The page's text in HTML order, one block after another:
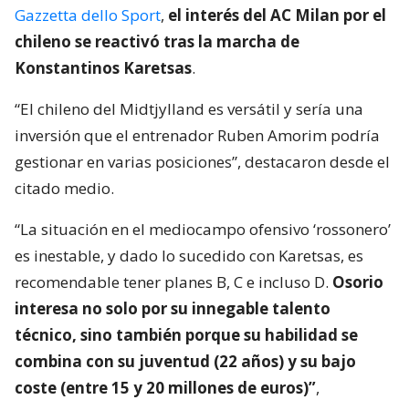
Gazzetta dello Sport, el interés del AC Milan por el
chileno se reactivó tras la marcha de
Konstantinos Karetsas.
“El chileno del Midtjylland es versátil y sería una
inversión que el entrenador Ruben Amorim podría
gestionar en varias posiciones”, destacaron desde el
citado medio.
“La situación en el mediocampo ofensivo ‘rossonero’
es inestable, y dado lo sucedido con Karetsas, es
recomendable tener planes B, C e incluso D. Osorio
interesa no solo por su innegable talento
técnico, sino también porque su habilidad se
combina con su juventud (22 años) y su bajo
coste (entre 15 y 20 millones de euros)”,